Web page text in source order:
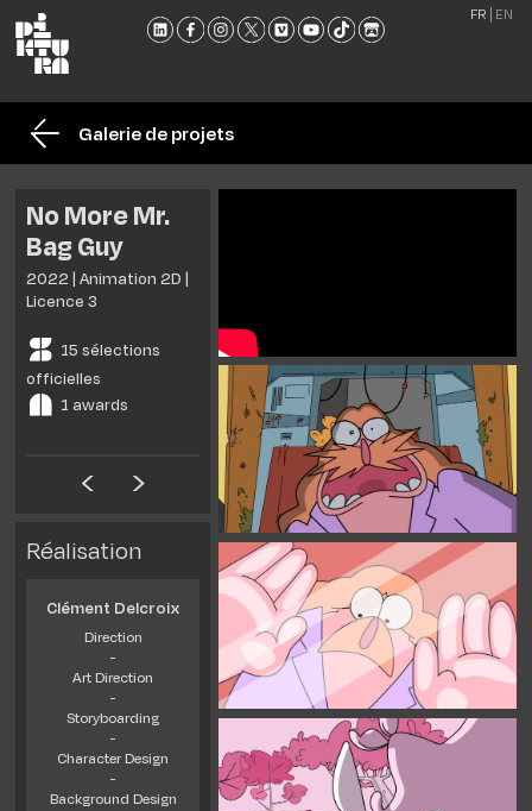
FR EN
Galerie de projets
No More Mr.
Bag Guy
2022 | Animation 2D |
Licence 3
15 sélections
officielles
1 awards
Réalisation
Clément Delcroix
Direction
-
Art Direction
-
Storyboarding
-
Character Design
-
Background Design